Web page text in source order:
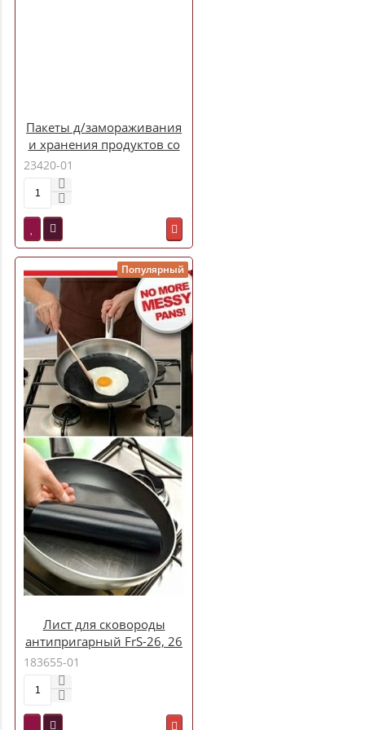
Пакеты д/замораживания
и хранения продуктов со
слайдером PATERRA 15шт
в уп.3л, 27х29х2см (109-
23420-01
Популярный
Лист для сковороды
антипригарный FrS-26, 26
см арт.003919
183655-01